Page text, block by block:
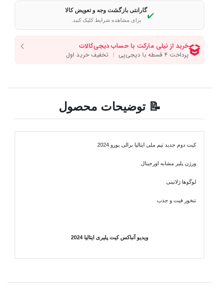
✔️
گارانتی بازگشت وجه و تعویض کالا
برای مشاهده شرایط کلیک کنید.
📝 توضیحات محصول
کیت دوم جدید تیم ملی ایتالیا برالی یورو 2024
ورژن پلیر مشابه اورجینال
لوگوها ژلاتینی
تنخور فیت و جذب
ویدیو آنباکس کیت پلیری ایتالیا 2024